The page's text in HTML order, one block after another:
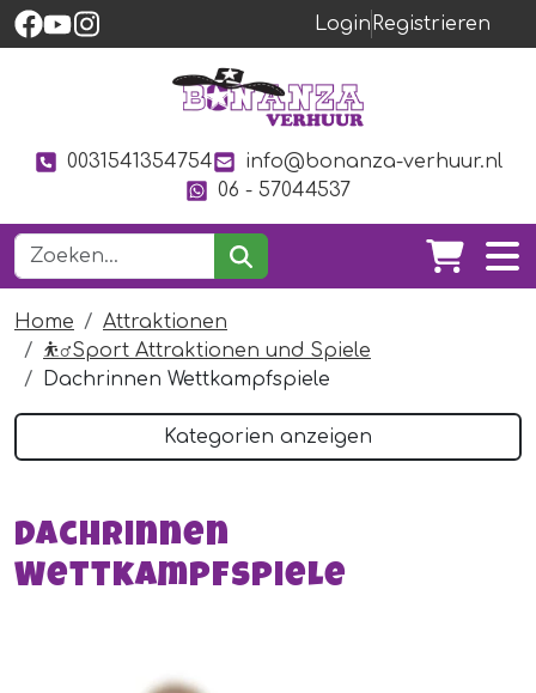
Login Registrieren
0031541354754
info@bonanza-verhuur.nl
06 - 57044537
Home
Attraktionen
⛹️‍♂️Sport Attraktionen und Spiele
Dachrinnen Wettkampfspiele
Kategorien anzeigen
Dachrinnen
Wettkampfspiele